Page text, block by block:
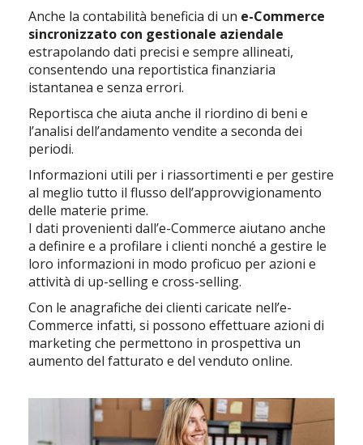
Anche la contabilità beneficia di un e-Commerce
sincronizzato con gestionale aziendale
estrapolando dati precisi e sempre allineati,
consentendo una reportistica finanziaria
istantanea e senza errori.
Reportisca che aiuta anche il riordino di beni e
l’analisi dell’andamento vendite a seconda dei
periodi.
Informazioni utili per i riassortimenti e per gestire
al meglio tutto il flusso dell’approvvigionamento
delle materie prime.
I dati provenienti dall’e-Commerce aiutano anche
a definire e a profilare i clienti nonché a gestire le
loro informazioni in modo proficuo per azioni e
attività di up-selling e cross-selling.
Con le anagrafiche dei clienti caricate nell’e-
Commerce infatti, si possono effettuare azioni di
marketing che permettono in prospettiva un
aumento del fatturato e del venduto online.